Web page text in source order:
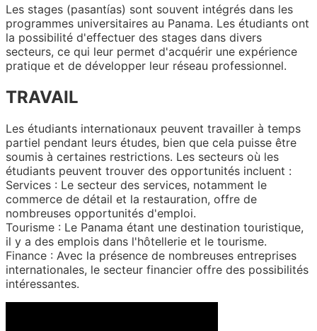
Les stages (pasantías) sont souvent intégrés dans les
programmes universitaires au Panama. Les étudiants ont
la possibilité d'effectuer des stages dans divers
secteurs, ce qui leur permet d'acquérir une expérience
pratique et de développer leur réseau professionnel.
TRAVAIL
Les étudiants internationaux peuvent travailler à temps
partiel pendant leurs études, bien que cela puisse être
soumis à certaines restrictions. Les secteurs où les
étudiants peuvent trouver des opportunités incluent :
Services : Le secteur des services, notamment le
commerce de détail et la restauration, offre de
nombreuses opportunités d'emploi.
Tourisme : Le Panama étant une destination touristique,
il y a des emplois dans l'hôtellerie et le tourisme.
Finance : Avec la présence de nombreuses entreprises
internationales, le secteur financier offre des possibilités
intéressantes.